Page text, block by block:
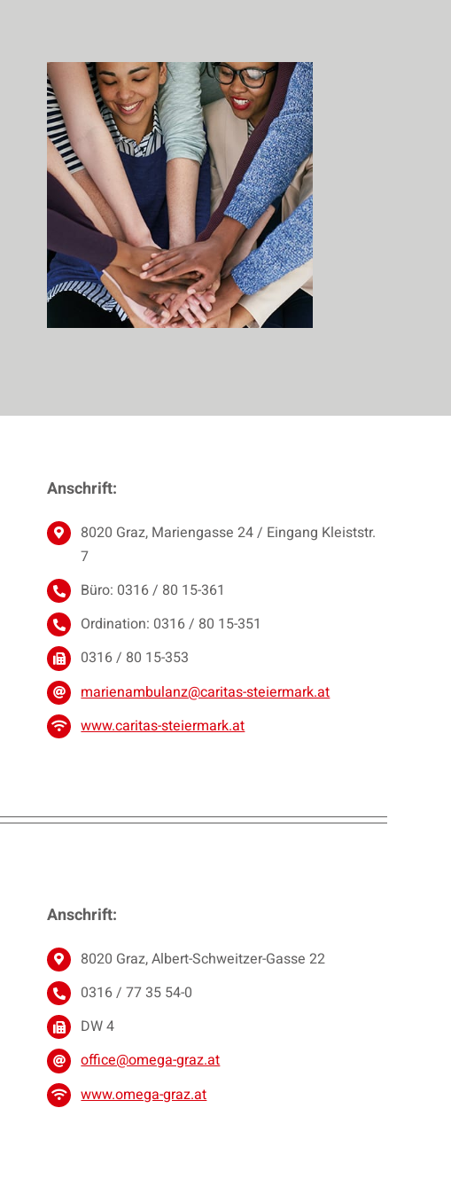
Anschrift:
8020 Graz, Mariengasse 24 / Eingang Kleiststr.
7
Büro: 0316 / 80 15-361
Ordination: 0316 / 80 15-351
0316 / 80 15-353
marienambulanz@caritas-steiermark.at
www.caritas-steiermark.at
Anschrift:
8020 Graz, Albert-Schweitzer-Gasse 22
0316 / 77 35 54-0
DW 4
office@omega-graz.at
www.omega-graz.at